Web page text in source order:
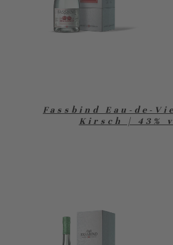
Fassbind Eau-de-
Kirsch | 43%